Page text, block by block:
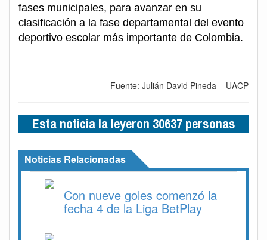
fases municipales, para avanzar en su
clasificación a la fase departamental del evento
deportivo escolar más importante de Colombia.
Fuente: Julián David Pineda – UACP
Esta noticia la leyeron 30637 personas
Noticias Relacionadas
Con nueve goles comenzó la
fecha 4 de la Liga BetPlay